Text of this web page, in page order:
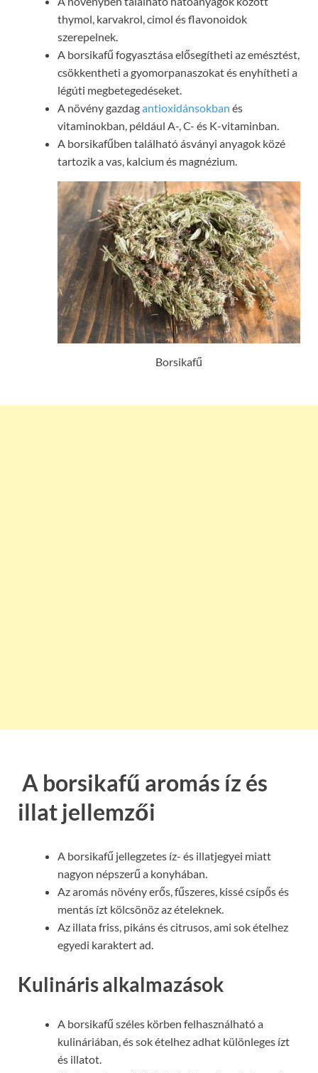
thymol, karvakrol, cimol és flavonoidok
szerepelnek.
A borsikafű fogyasztása elősegítheti az emésztést,
csökkentheti a gyomorpanaszokat és enyhítheti a
légúti megbetegedéseket.
A növény gazdagantioxidánsokban és
vitaminokban, például A-, C- és K-vitaminban.
A borsikafűben található ásványi anyagok közé
tartozik a vas, kalcium és magnézium.
Borsikafű
A borsikafű aromás íz és
illat jellemzői
A borsikafű jellegzetes íz- és illatjegyei miatt
nagyon népszerű a konyhában.
Az aromás növény erős, fűszeres, kissé csípős és
mentás ízt kölcsönöz az ételeknek.
Az illata friss, pikáns és citrusos, ami sok ételhez
egyedi karaktert ad.
Kulináris alkalmazások
A borsikafű széles körben felhasználható a
kulináriában, és sok ételhez adhat különleges ízt
és illatot.